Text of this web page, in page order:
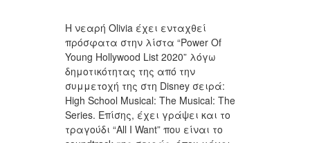
Η νεαρή Olivia έχει ενταχθεί
πρόσφατα στην λίστα “Power Of
Young Hollywood List 2020” λόγω
δημοτικότητας της από την
συμμετοχή της στη Disney σειρά:
High School Musical: The Musical: The
Series. Επίσης, έχει γράψει και το
τραγούδι “All I Want” που είναι το